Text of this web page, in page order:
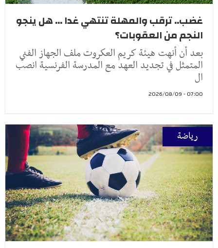
غضب.. ترقب والمهلة تنتهي غدا ... هل ينجو
النجم من العقوبات؟
بعد أن أنهت هيئة كريم العكروت ملف الجهاز الفني
المتمثل في تجديد العهد مع المدرسة الفرنسية انصب
ال
07:00 - 2026/08/09
رياضة